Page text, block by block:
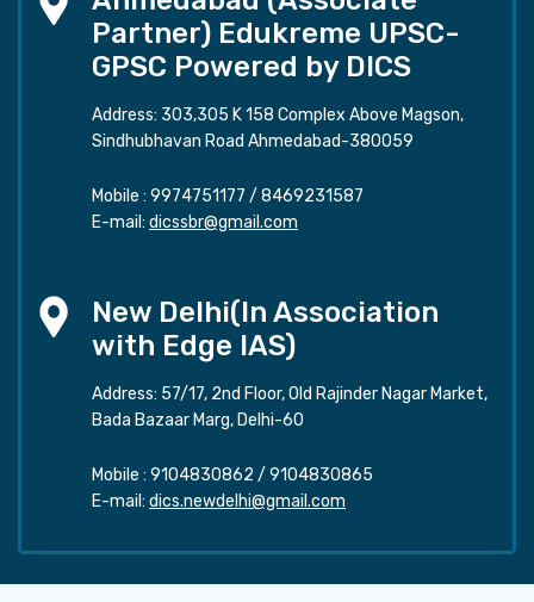
Partner) Edukreme UPSC-
GPSC Powered by DICS
Address: 303,305 K 158 Complex Above Magson,
Sindhubhavan Road Ahmedabad-380059
Mobile : 9974751177 / 8469231587
E-mail: dicssbr@gmail.com
New Delhi(In Association
with Edge IAS)
Address: 57/17, 2nd Floor, Old Rajinder Nagar Market,
Bada Bazaar Marg, Delhi-60
Mobile : 9104830862 / 9104830865
E-mail: dics.newdelhi@gmail.com